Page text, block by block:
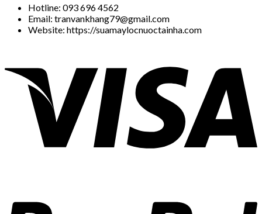
Hotline: 093 696 4562
Email: tranvankhang79@gmail.com
Website: https://suamaylocnuoctainha.com